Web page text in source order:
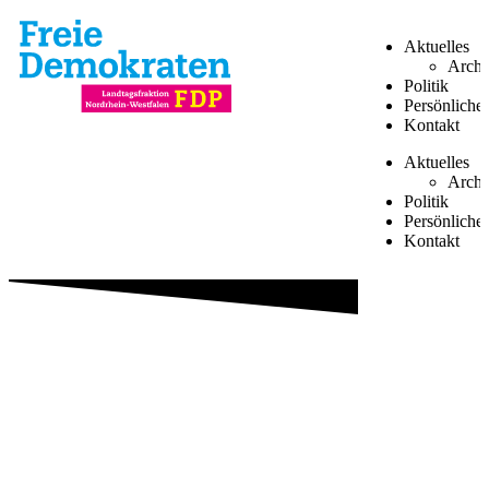
Aktuelles
Politik
Kontakt
Aktuelles
Politik
Kontakt